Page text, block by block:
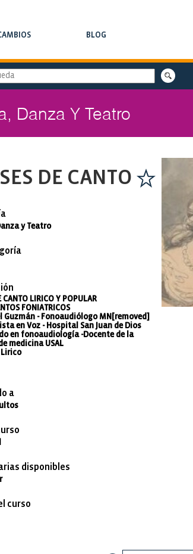
BLOG
Danza Y Teatro
DE CANTO
y Teatro
CANTO LIRICO Y POPULAR
FONIATRICOS
Guzmán - Fonoaudiólogo MN[removed]
en Voz - Hospital San Juan de Dios
en fonoaudiología -Docente de la
medicina USAL
a
disponibles
curso